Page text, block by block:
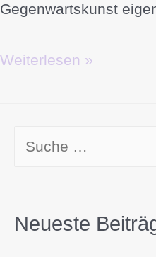
Gegenwartskunst
Weiterlesen »
Neueste